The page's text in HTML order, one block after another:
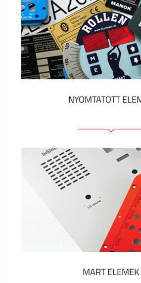
NYOMTATOTT
Fóliacímkék
Fóliabillentyűzet,
Fém címkék
Címkék
Műanyag címkék és
MUTASS
MART ELEMEK